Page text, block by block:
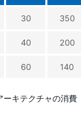
30 350
40 200
60 140
ーキテクチャの消費